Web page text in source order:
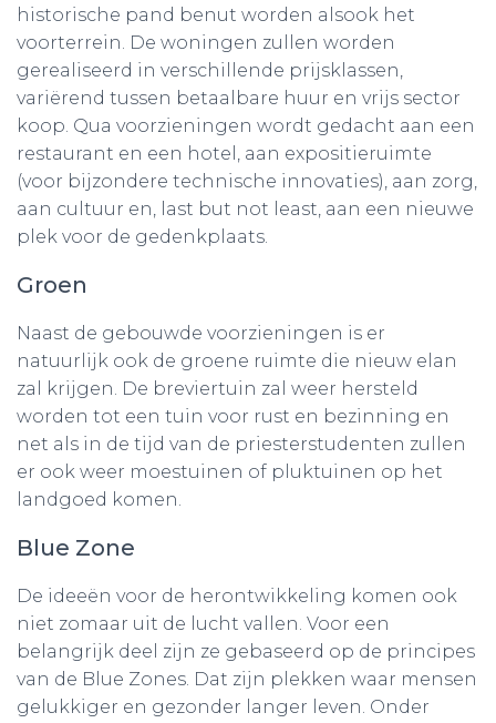
historische pand benut worden alsook het
voorterrein. De woningen zullen worden
gerealiseerd in verschillende prijsklassen,
variërend tussen betaalbare huur en vrijs sector
koop. Qua voorzieningen wordt gedacht aan een
restaurant en een hotel, aan expositieruimte
(voor bijzondere technische innovaties), aan zorg,
aan cultuur en, last but not least, aan een nieuwe
plek voor de gedenkplaats.
Groen
Naast de gebouwde voorzieningen is er
natuurlijk ook de groene ruimte die nieuw elan
zal krijgen. De breviertuin zal weer hersteld
worden tot een tuin voor rust en bezinning en
net als in de tijd van de priesterstudenten zullen
er ook weer moestuinen of pluktuinen op het
landgoed komen.
Blue Zone
De ideeën voor de herontwikkeling komen ook
niet zomaar uit de lucht vallen. Voor een
belangrijk deel zijn ze gebaseerd op de principes
van de Blue Zones. Dat zijn plekken waar mensen
gelukkiger en gezonder langer leven. Onder